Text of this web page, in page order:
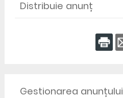
Distribuie anunț
Gestionarea anunțului